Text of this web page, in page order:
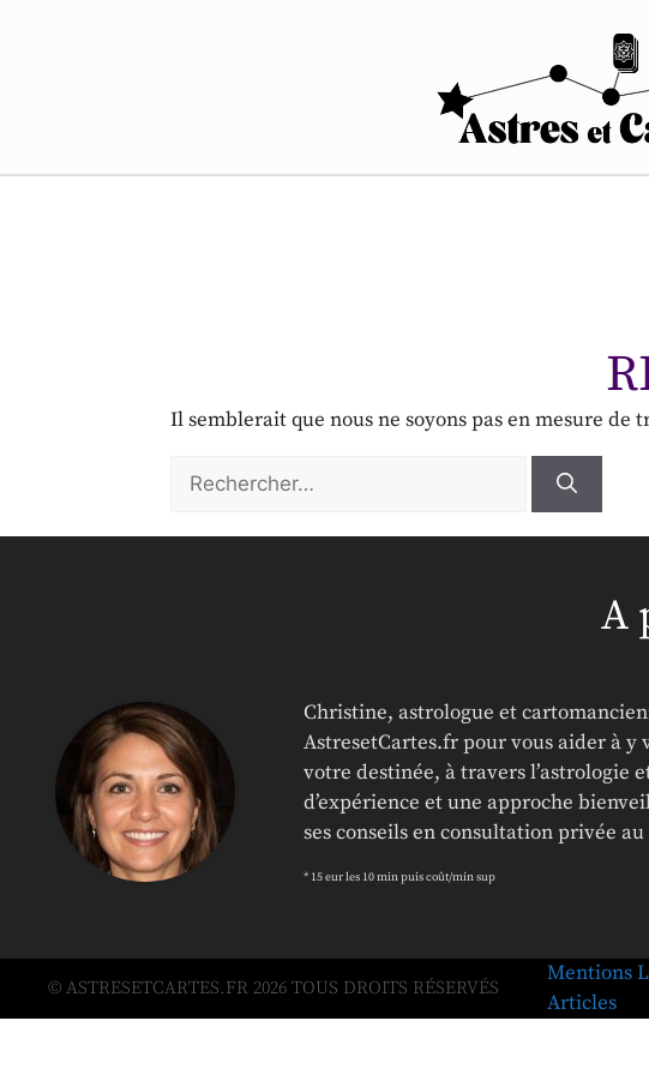
Il semblerait que nous ne soyons pas en mesure
A
Christine, astrologue et
AstresetCartes.fr pour vous aider à y
votre destinée, à travers l’astrologie
d’expérience et une approche
ses conseils en consultation privée au
* 15 eur les 10 min puis coût/min sup
© ASTRESETCARTES.FR 2026 TOUS DROITS RÉSERVÉS
Mentions
Articles